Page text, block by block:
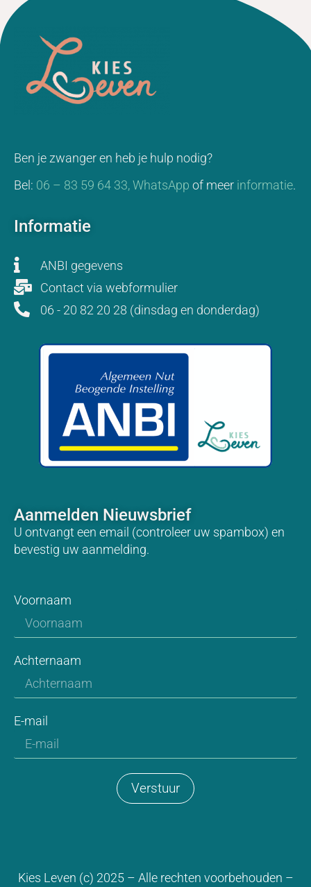
Ben je zwanger en heb je hulp nodig?
Bel: 06 – 83 59 64 33,WhatsApp of meer informatie.
Informatie
ANBI gegevens
Contact via webformulier
06 - 20 82 20 28 (dinsdag en donderdag)
Aanmelden Nieuwsbrief
U ontvangt een email (controleer uw spambox) en
bevestig uw aanmelding.
Voornaam
Achternaam
E-mail
Verstuur
Kies Leven (c) 2025 – Alle rechten voorbehouden –